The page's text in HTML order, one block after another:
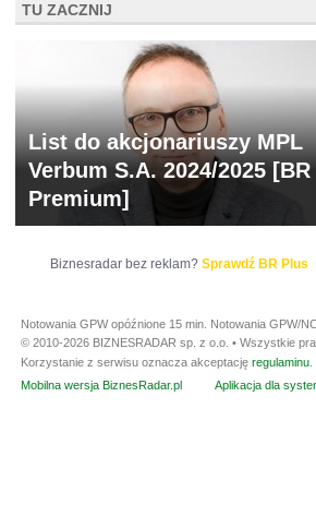
TU ZACZNIJ
List do akcjonariuszy MPL
Verbum S.A. 2024/2025 [BR
Premium]
Biznesradar bez reklam? Sprawdź BR Plus
Notowania GPW opóźnione 15 min. Notowania GPW/
© 2010-2026 BIZNESRADAR sp. z o.o. • Wszystkie
Korzystanie z serwisu oznacza akceptację regulaminu
Mobilna wersja BiznesRadar.pl
Aplikacja dla